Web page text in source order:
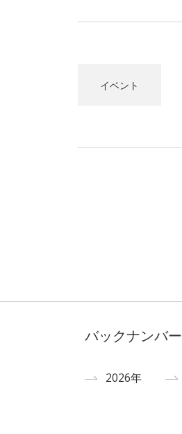
イベント
バックナンバー
2026年